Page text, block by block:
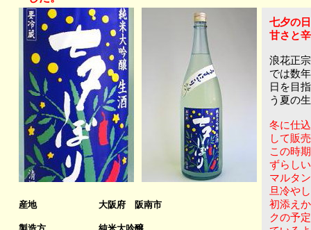
産地 大阪府 阪南市
七夕の
甘さと
浪花正
では数
日を目
う夏の
冬に仕
して販
この時
ずらし
マルタ
旦冷や
初添え
クの予